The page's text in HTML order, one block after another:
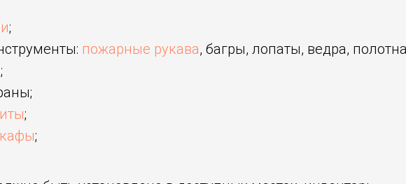
;
пожарные рукава, багры, лопаты, ведра, полотна
;
;